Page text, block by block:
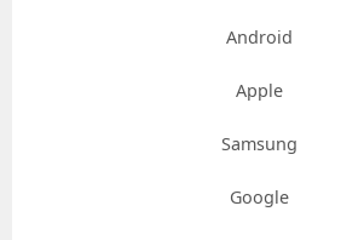
Android
Apple
Samsung
Google